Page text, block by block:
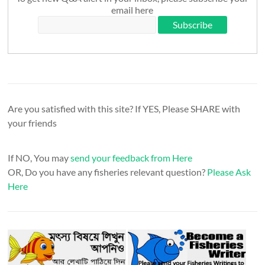
email here
Are you satisfied with this site? If YES, Please SHARE with
your friends
If NO, You maysend your feedback from Here
OR, Do you have any fisheries relevant question? Please Ask
Here